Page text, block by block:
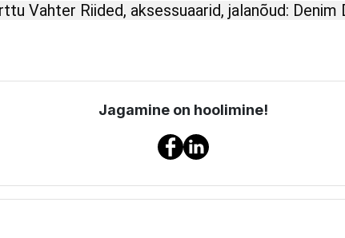
Vahter Riided, aksessuaarid, jalanõud: Denim
Jagamine on hoolimine!